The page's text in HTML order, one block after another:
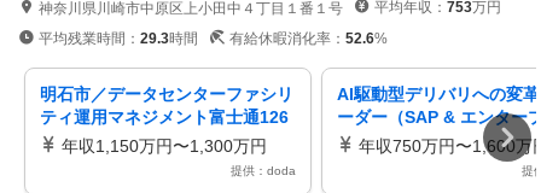
神奈川県川崎市中原区上小田中４丁目１番１号 平均年収： 753万円
平均残業時間： 29.3時間 有給休暇消化率： 52.6%
明石市／データセンターファシリ
ティ運用マネジメント富士通126
休日リモート可
年収1,150万円〜1,300万円
提供：doda
AI駆動型デリバリへの変
ーダー（SAP & エンター
ズシステム）（
年収750万円〜1,600万
提